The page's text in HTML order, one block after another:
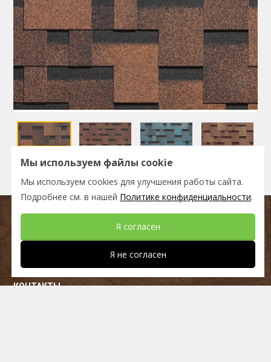
Мы используем файлы cookie
Мы используем cookies для улучшения работы сайта.
Подробнее см. в нашей Политике конфиденциальности.
Я согласен
Я не согласен
Интернет-магазин строительных материалов
ООО 2026 “Корпорация снабжения”
КОНТАКТЫ